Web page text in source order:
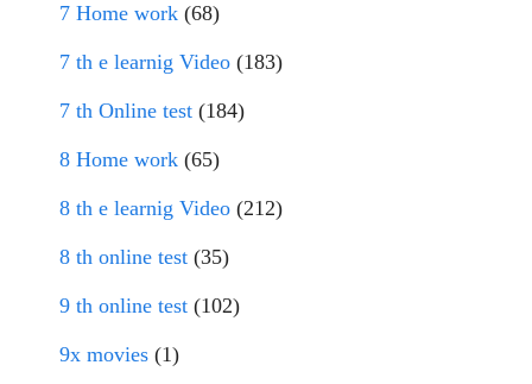
7 Home work (68)
7 th e learnig Video (183)
7 th Online test (184)
8 Home work (65)
8 th e learnig Video (212)
8 th online test (35)
9 th online test (102)
9x movies (1)